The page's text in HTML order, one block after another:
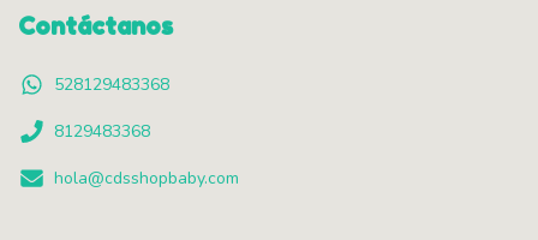
Contáctanos
528129483368
8129483368
hola@cdsshopbaby.com